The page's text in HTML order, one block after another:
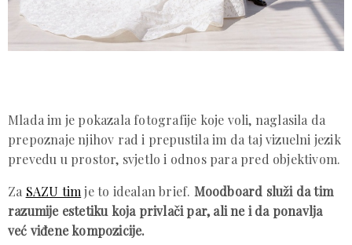
Mlada im je pokazala fotografije koje voli, naglasila da
prepoznaje njihov rad i prepustila im da taj vizuelni jezik
prevedu u prostor, svjetlo i odnos para pred objektivom.
Za SAZU tim je to idealan brief. Moodboard služi da tim
razumije estetiku koja privlači par, ali ne i da ponavlja
već viđene kompozicije.